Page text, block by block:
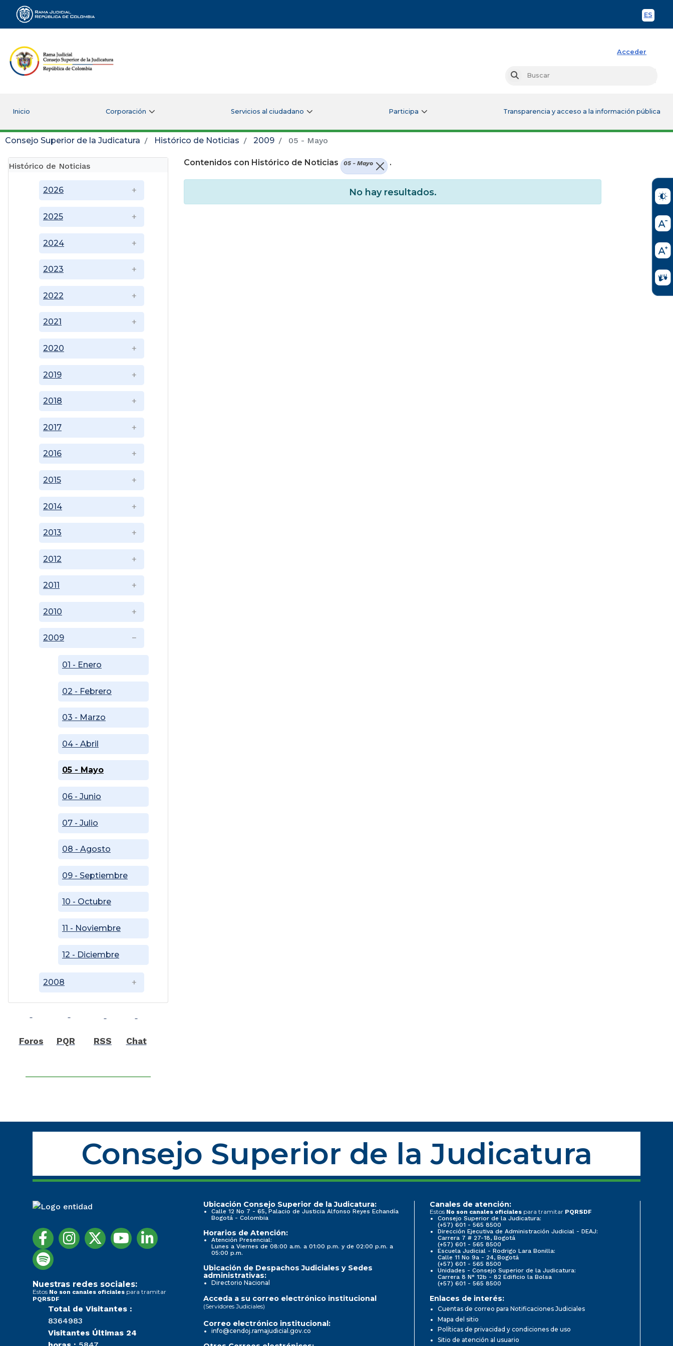
ES
Rama Judicial
Acceder
Buscar
Inicio Corporación Servicios al ciudadano Participa Transparencia y acceso a la información pública
Consejo Superior de la Judicatura Histórico de Noticias 2009 05 - Mayo
Histórico de Noticias
2008
2009
01 - Enero
02 - Febrero
03 - Marzo
04 - Abril
05 - Mayo
06 - Junio
07 - Julio
08 - Agosto
09 - Septiembre
10 - Octubre
11 - Noviembre
12 - Diciembre
2010
2011
2012
2013
2014
2015
2016
2017
2018
2019
2020
2021
2022
2023
2024
2025
2026
Foros PQR RSS Chat
Contenidos con Histórico de Noticias 05 - Mayo .
No hay resultados.
Consejo Superior de la Judicatura
Nuestras redes sociales:
Estos No son canales oficiales para tramitar
PQRSDF
Total de Visitantes :
8364983
Visitantes Últimas 24
Ubicación Consejo Superior de la Judicatura:
Calle 12 No 7 - 65, Palacio de Justicia Alfonso Reyes Echandía
Bogotá - Colombia
Horarios de Atención:
Atención Presencial:
Lunes a Viernes de 08:00 a.m. a 01:00 p.m. y de 02:00 p.m. a
05:00 p.m.
Ubicación de Despachos Judiciales y Sedes
administrativas:
Directorio Nacional
Canales de atención:
Estos No son canales oficiales para tramitar PQRSDF
Consejo Superior de la Judicatura:
(+57) 601 - 565 8500
Dirección Ejecutiva de Administración Judicial - DEAJ:
Carrera 7 # 27-18, Bogotá
(+57) 601 - 565 8500
Escuela Judicial - Rodrigo Lara Bonilla:
Calle 11 No 9a - 24, Bogotá
(+57) 601 - 565 8500
Unidades - Consejo Superior de la Judicatura:
Carrera 8 N° 12b - 82 Edificio la Bolsa
(+57) 601 - 565 8500
Acceda a su correo electrónico institucional
(Servidores Judiciales)
Correo electrónico institucional:
info@cendoj.ramajudicial.gov.co
Enlaces de interés:
Cuentas de correo para Notificaciones Judiciales
Mapa del sitio
Políticas de privacidad y condiciones de uso
Sitio de atención al usuario